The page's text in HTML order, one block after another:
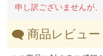
申し訳ございませんが
商品レビュー